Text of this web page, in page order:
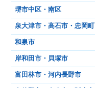
堺市中区・南区
泉大津市・高石市・忠岡町
和泉市
岸和田市・貝塚市
富田林市・河内長野市